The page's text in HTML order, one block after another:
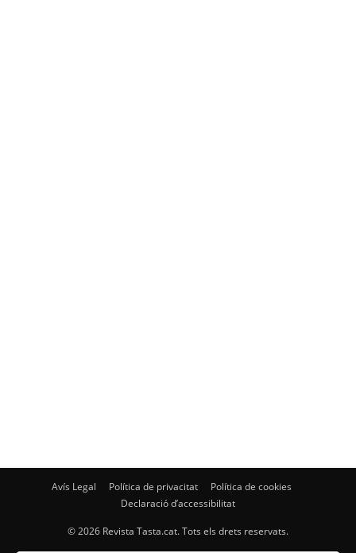
Avís Legal Política de privacitat
Política de cookies
Declaració d’accessibilitat
© 2026 Revista Tasta.cat. Tots els drets reservats.